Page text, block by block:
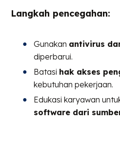
Langkah pencegahan:
Gunakan antivirus
diperbarui.
Batasi hak akses
kebutuhan pekerjaan.
Edukasi karyawan
software dari